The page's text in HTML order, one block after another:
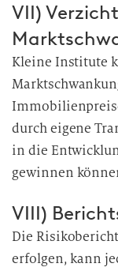
VII)
Kleine Institute
durch eigene
in die
gewinnen
VIII)
Die
erfolgen, kann